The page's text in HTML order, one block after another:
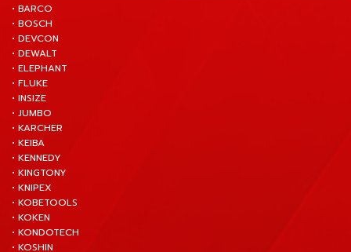
• BARCO
• BOSCH
• DEVCON
• DEWALT
• ELEPHANT
• FLUKE
• INSIZE
• JUMBO
• KARCHER
• KEIBA
• KENNEDY
• KINGTONY
• KNIPEX
• KOBETOOLS
• KOKEN
• KONDOTECH
• KOSHIN